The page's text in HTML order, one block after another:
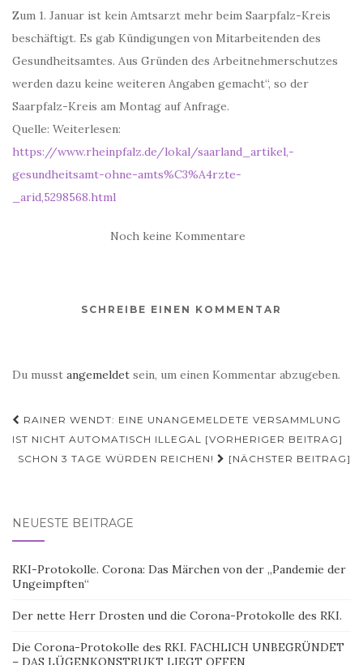
Zum 1. Januar ist kein Amtsarzt mehr beim Saarpfalz-Kreis
beschäftigt. Es gab Kündigungen von Mitarbeitenden des
Gesundheitsamtes. Aus Gründen des Arbeitnehmerschutzes
werden dazu keine weiteren Angaben gemacht“, so der
Saarpfalz-Kreis am Montag auf Anfrage.
Quelle: Weiterlesen:
https://www.rheinpfalz.de/lokal/saarland_artikel,-
gesundheitsamt-ohne-amts%C3%A4rzte-
_arid,5298568.html
Noch keine Kommentare
SCHREIBE EINEN KOMMENTAR
Du musst angemeldet sein, um einen Kommentar abzugeben.
Beitragsnavigation
RAINER WENDT: EINE UNANGEMELDETE VERSAMMLUNG
IST NICHT AUTOMATISCH ILLEGAL [VORHERIGER BEITRAG]
SCHON 3 TAGE WÜRDEN REICHEN!
[NÄCHSTER BEITRAG]
NEUESTE BEITRÄGE
RKI-Protokolle. Corona: Das Märchen von der „Pandemie der
Ungeimpften“
Der nette Herr Drosten und die Corona-Protokolle des RKI.
Die Corona-Protokolle des RKI. FACHLICH UNBEGRÜNDET
– DAS LÜGENKONSTRUKT LIEGT OFFEN